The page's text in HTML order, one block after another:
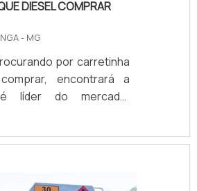
DIESEL COMPRAR
- MG
por carretinha
encontrará a
líder do mercado.
na vitrine que se
e descobrindo
em qualidade do
reboque diesel